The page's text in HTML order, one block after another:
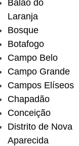
Balão do
Laranja
Bosque
Botafogo
Campo Belo
Campo Grande
Campos Elíseos
Chapadão
Conceição
Distrito de Nova
Aparecida